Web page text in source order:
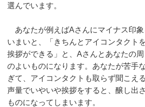
選んでいます。
あなたが例えばAさんにマイナス印象
いまいと、「きちんとアイコンタクト
挨拶ができる」と、Aさんとあなたの
のよいものになります。あなたが苦手
ぎて、アイコンタクトも取らず聞こえ
声量でいやいや挨拶をすると、醸し出
ものになってしまいます。